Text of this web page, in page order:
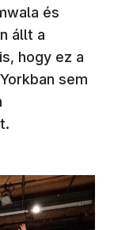
és
állt a
hogy ez a
sem